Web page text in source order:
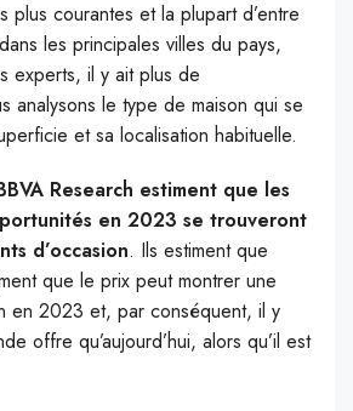
plus courantes et la plupart d’entre
les principales villes du pays,
experts, il y ait plus de
analysons le type de maison qui se
et sa localisation habituelle.
Research estiment que les
en 2023 se trouveront
d’occasion. Ils estiment que
que le prix peut montrer une
en 2023 et, par conséquent, il y
offre qu’aujourd’hui, alors qu’il est